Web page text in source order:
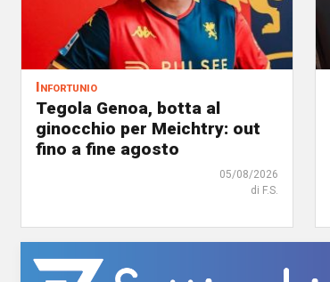
Infortunio
Tegola Genoa, botta al
ginocchio per Meichtry: out
fino a fine agosto
05/08/2026
di F.S.